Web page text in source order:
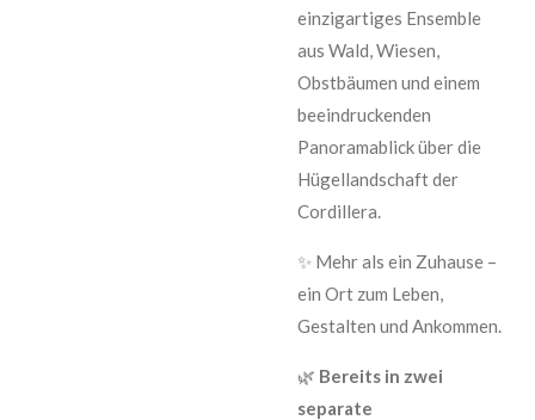
einzigartiges Ensemble
aus Wald, Wiesen,
Obstbäumen und einem
beeindruckenden
Panoramablick über die
Hügellandschaft der
Cordillera.
✨ Mehr als ein Zuhause –
ein Ort zum Leben,
Gestalten und Ankommen.
🌿 Bereits in zwei
separate